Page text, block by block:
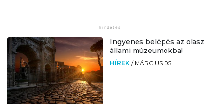
Ingyenes belépés az olasz
állami múzeumokba!
HÍREK / MÁRCIUS 05.